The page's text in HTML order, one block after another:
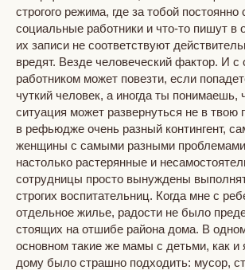
строгого режима, где за тобой постоянно
социальные работники и что-то пишут в
их записи не соответствуют
вредят. Везде человеческий фактор. И
работником может повезти, если
чуткий человек, а иногда ты понимаешь,
ситуация может развернуться не в твою
в рефьюдже очень разный контингент,
женщины с самыми разными
настолько растерянные и
сотрудницы просто вынуждены
строгих воспитательниц. Когда мне с
отдельное жилье, радости не было
стоящих на отшибе района дома. В
основном такие же мамы с детьми, как и
дому было страшно подходить: мусор,